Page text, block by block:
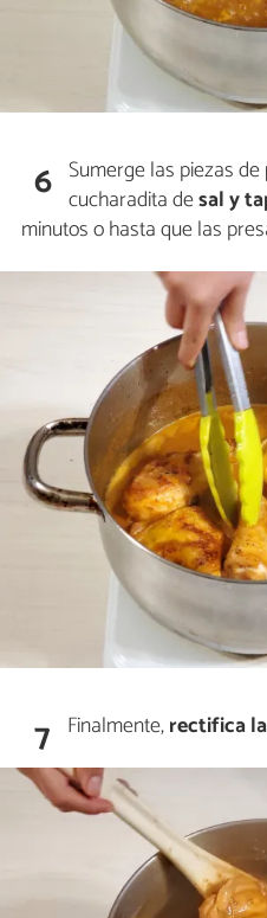
6 Sumerge las piezas de
cucharadita desal y
minutos o hasta que las
7 Finalmente,rectificala